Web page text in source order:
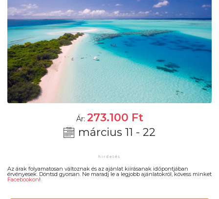
Ár: 273.100 Ft
március 11 - 22
Az árak folyamatosan változnak és az ajánlat kiírásanak időpontjában
érvényesek. Döntsd gyorsan. Ne maradj le a legjobb ajánlatokról, kövess minket
Facebookon!